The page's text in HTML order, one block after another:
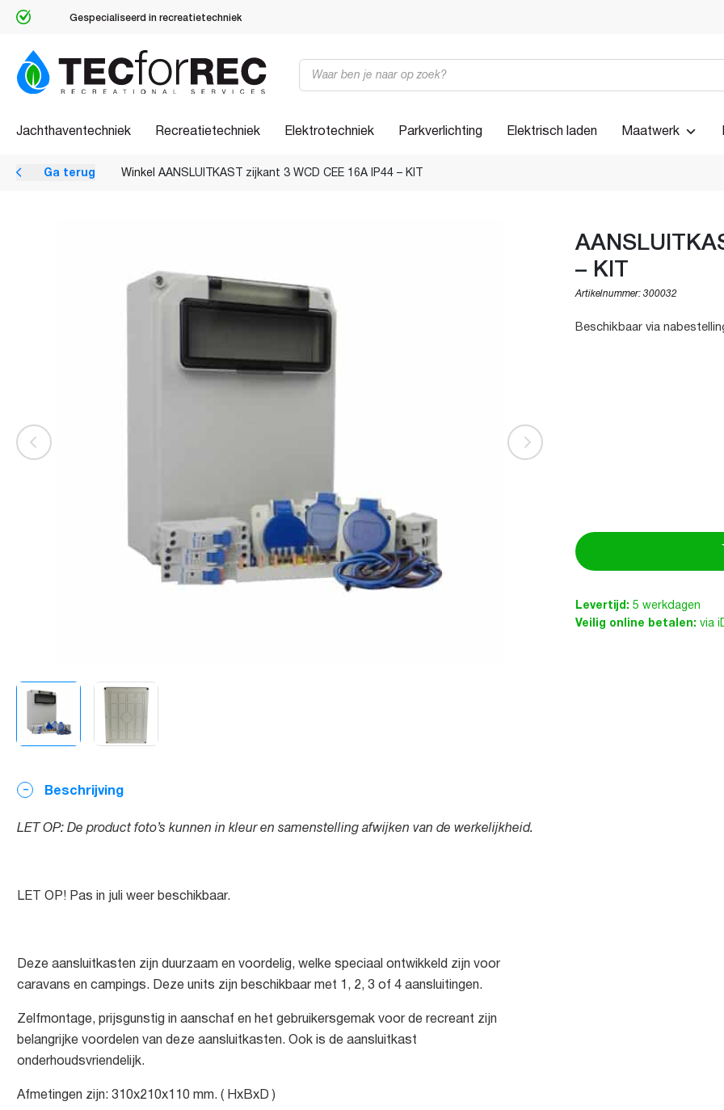
Gespecialiseerd in recreatietechniek
Producten
zoeken
Jachthaventechniek Recreatietechniek Elektrotechniek Parkverlichting Elektrisch laden Maatwerk
Ga terug Winkel AANSLUITKAST zijkant 3 WCD CEE 16A IP44 – KIT
Beschrijving
LET OP: De product foto’s kunnen in kleur en samenstelling afwijken van de werkelijkheid.
LET OP! Pas in juli weer beschikbaar.
Deze aansluitkasten zijn duurzaam en voordelig, welke speciaal ontwikkeld zijn voor
caravans en campings. Deze units zijn beschikbaar met 1, 2, 3 of 4 aansluitingen.
Zelfmontage, prijsgunstig in aanschaf en het gebruikersgemak voor de recreant zijn
belangrijke voordelen van deze aansluitkasten. Ook is de aansluitkast
onderhoudsvriendelijk.
Afmetingen zijn: 310x210x110 mm. ( HxBxD )
– KIT
Artikelnummer:300032
Beschikbaar via
Levertijd: 5 werkdagen
Veilig online betalen: via